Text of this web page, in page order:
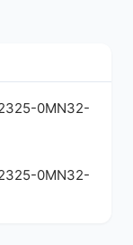
0MN32-
0MN32-